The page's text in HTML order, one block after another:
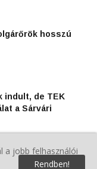
hosszú
indult, de TEK
a Sárvári
ország legerősebb
a jobb felhasználói
Rendben!